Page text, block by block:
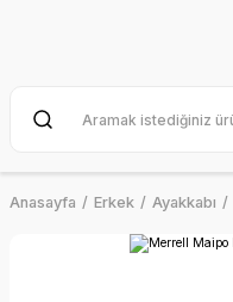
Anasayfa Erkek Ayakkabı